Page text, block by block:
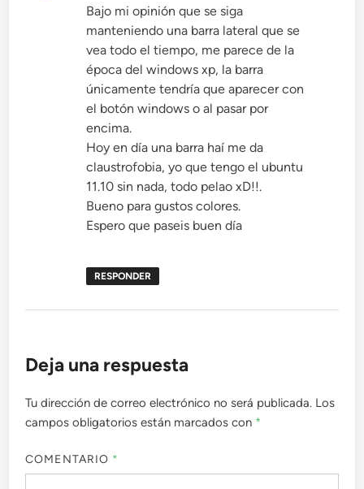
Bajo mi opinión que se siga
manteniendo una barra lateral que se
vea todo el tiempo, me parece de la
época del windows xp, la barra
únicamente tendría que aparecer con
el botón windows o al pasar por
encima.
Hoy en día una barra haí me da
claustrofobia, yo que tengo el ubuntu
11.10 sin nada, todo pelao xD!!.
Bueno para gustos colores.
Espero que paseis buen día
RESPONDER
Deja una respuesta
Tu dirección de correo electrónico no será publicada. Los
campos obligatorios están marcados con *
COMENTARIO *